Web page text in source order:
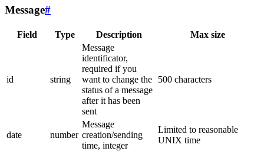
Message#
Field Type Description Max size
id string
Message
identificator,
required if you
want to change the
status of a message
after it has been
sent
500 characters
date number
Message
creation/sending
time, integer
Limited to reasonable
UNIX time